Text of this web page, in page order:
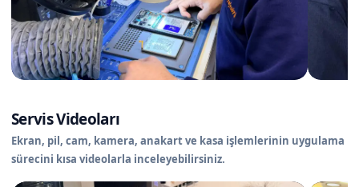
Servis Videoları
Ekran, pil, cam, kamera, anakart ve kasa işlemlerinin uygulama
sürecini kısa videolarla inceleyebilirsiniz.